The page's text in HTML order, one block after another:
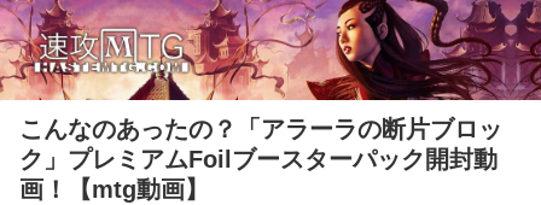
こんなのあったの？「アラーラの断片ブロッ
ク」プレミアムFoilブースターパック開封動
画！【mtg動画】